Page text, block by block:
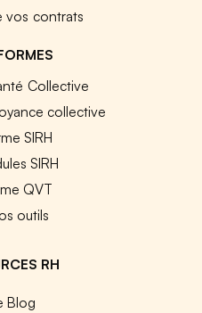
vos contrats
Collective
collective
SIRH
SIRH
QVT
outils
RH
Blog